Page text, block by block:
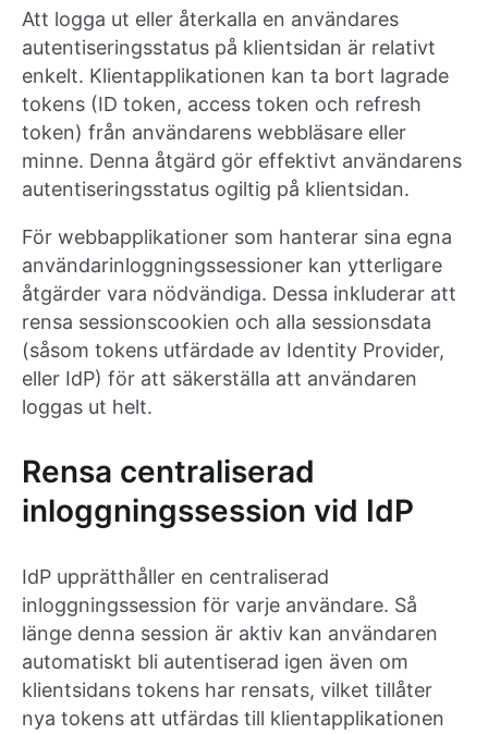
Att logga ut eller återkalla en användares
autentiseringsstatus på klientsidan är relativt
enkelt. Klientapplikationen kan ta bort lagrade
tokens (ID token, access token och refresh
token) från användarens webbläsare eller
minne. Denna åtgärd gör effektivt användarens
autentiseringsstatus ogiltig på klientsidan.
För webbapplikationer som hanterar sina egna
användarinloggningssessioner kan ytterligare
åtgärder vara nödvändiga. Dessa inkluderar att
rensa sessionscookien och alla sessionsdata
(såsom tokens utfärdade av Identity Provider,
eller IdP) för att säkerställa att användaren
loggas ut helt.
Rensa centraliserad
inloggningssession vid IdP
IdP upprätthåller en centraliserad
inloggningssession för varje användare. Så
länge denna session är aktiv kan användaren
automatiskt bli autentiserad igen även om
klientsidans tokens har rensats, vilket tillåter
nya tokens att utfärdas till klientapplikationen